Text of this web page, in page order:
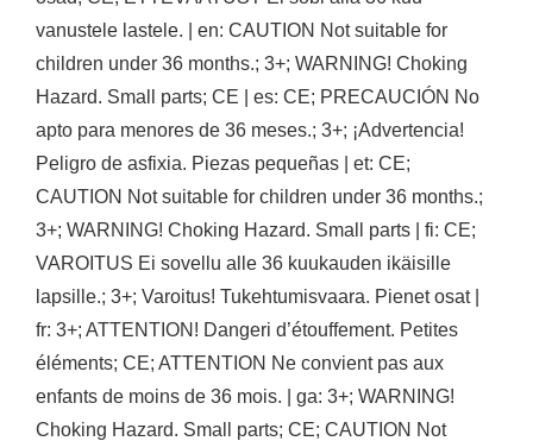
vanustele lastele. | en: CAUTION Not suitable for
children under 36 months.; 3+; WARNING! Choking
Hazard. Small parts; CE | es: CE; PRECAUCIÓN No
apto para menores de 36 meses.; 3+; ¡Advertencia!
Peligro de asfixia. Piezas pequeñas | et: CE;
CAUTION Not suitable for children under 36 months.;
3+; WARNING! Choking Hazard. Small parts | fi: CE;
VAROITUS Ei sovellu alle 36 kuukauden ikäisille
lapsille.; 3+; Varoitus! Tukehtumisvaara. Pienet osat |
fr: 3+; ATTENTION! Dangeri d’étouffement. Petites
éléments; CE; ATTENTION Ne convient pas aux
enfants de moins de 36 mois. | ga: 3+; WARNING!
Choking Hazard. Small parts; CE; CAUTION Not